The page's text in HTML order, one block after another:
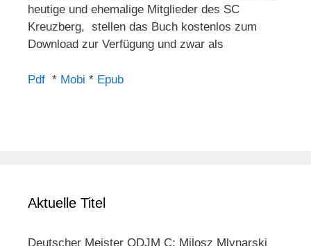
heutige und ehemalige Mitglieder des SC
Kreuzberg, stellen das Buch kostenlos zum
Download zur Verfügung und zwar als
Pdf * Mobi * Epub
Aktuelle Titel
Deutscher Meister ODJM C: Milosz Mlynarski